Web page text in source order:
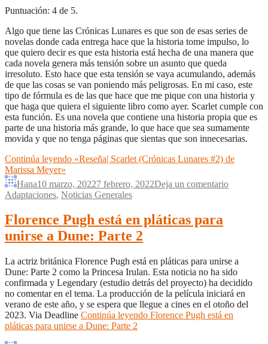
Puntuación: 4 de 5.
Algo que tiene las Crónicas Lunares es que son de esas series de
novelas donde cada entrega hace que la historia tome impulso, lo
que quiero decir es que esta historia está hecha de una manera que
cada novela genera más tensión sobre un asunto que queda
irresoluto. Esto hace que esta tensión se vaya acumulando, además
de que las cosas se van poniendo más peligrosas. En mi caso, este
tipo de fórmula es de las que hace que me pique con una historia y
que haga que quiera el siguiente libro como ayer. Scarlet cumple con
esta función. Es una novela que contiene una historia propia que es
parte de una historia más grande, lo que hace que sea sumamente
movida y que no tenga páginas que sientas que son innecesarias.
Continúa leyendo «Reseña| Scarlet (Crónicas Lunares #2) de
Marissa Meyer»
Hana10 marzo, 20227 febrero, 2022Deja un comentario
Adaptaciones, Noticias Generales
Florence Pugh está en pláticas para
unirse a Dune: Parte 2
La actriz británica Florence Pugh está en pláticas para unirse a
Dune: Parte 2 como la Princesa Irulan. Esta noticia no ha sido
confirmada y Legendary (estudio detrás del proyecto) ha decidido
no comentar en el tema. La producción de la película iniciará en
verano de este año, y se espera que llegue a cines en el otoño del
2023. Via Deadline Continúa leyendo Florence Pugh está en
pláticas para unirse a Dune: Parte 2